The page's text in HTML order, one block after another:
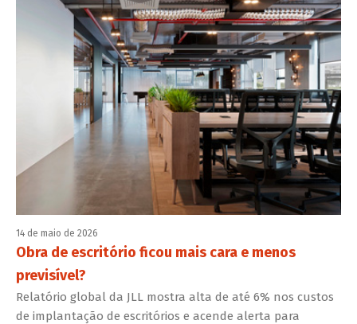
14 de maio de 2026
Obra de escritório ficou mais cara e menos
previsível?
Relatório global da JLL mostra alta de até 6% nos custos
de implantação de escritórios e acende alerta para